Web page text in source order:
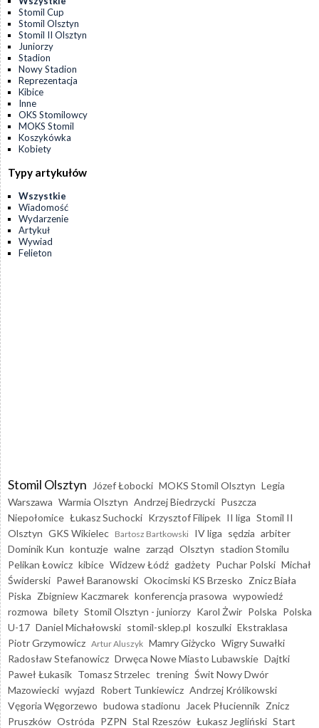
Stomil Cup
Stomil Olsztyn
Stomil II Olsztyn
Juniorzy
Stadion
Nowy Stadion
Reprezentacja
Kibice
Inne
OKS Stomilowcy
MOKS Stomil
Koszykówka
Kobiety
Typy artykułów
Wszystkie
Wiadomość
Wydarzenie
Artykuł
Wywiad
Felieton
Stomil Olsztyn Józef Łobocki MOKS Stomil Olsztyn Legia
Warszawa Warmia Olsztyn Andrzej Biedrzycki Puszcza
Niepołomice Łukasz Suchocki Krzysztof Filipek II liga Stomil II
Olsztyn GKS Wikielec Bartosz Bartkowski IV liga sędzia arbiter
Dominik Kun kontuzje walne zarząd Olsztyn stadion Stomilu
Pelikan Łowicz kibice Widzew Łódź gadżety Puchar Polski Michał
Świderski Paweł Baranowski Okocimski KS Brzesko Znicz Biała
Piska Zbigniew Kaczmarek konferencja prasowa wypowiedź
rozmowa bilety Stomil Olsztyn - juniorzy Karol Żwir Polska Polska
U-17 Daniel Michałowski stomil-sklep.pl koszulki Ekstraklasa
Piotr Grzymowicz Artur Aluszyk Mamry Giżycko Wigry Suwałki
Radosław Stefanowicz Drwęca Nowe Miasto Lubawskie Dajtki
Paweł Łukasik Tomasz Strzelec trening Świt Nowy Dwór
Mazowiecki wyjazd Robert Tunkiewicz Andrzej Królikowski
Vęgoria Węgorzewo budowa stadionu Jacek Płuciennik Znicz
Pruszków Ostróda PZPN Stal Rzeszów Łukasz Jegliński Start